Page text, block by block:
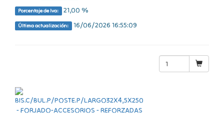
Porcentaje de Iva: 21,00 %
Última actualización: 16/06/2026 16:55:09